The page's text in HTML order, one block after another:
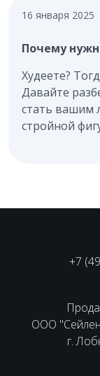
16 января 2025
Почему
Худеете?
Давайте
стать вашим
стройной
+7
ООО
г.